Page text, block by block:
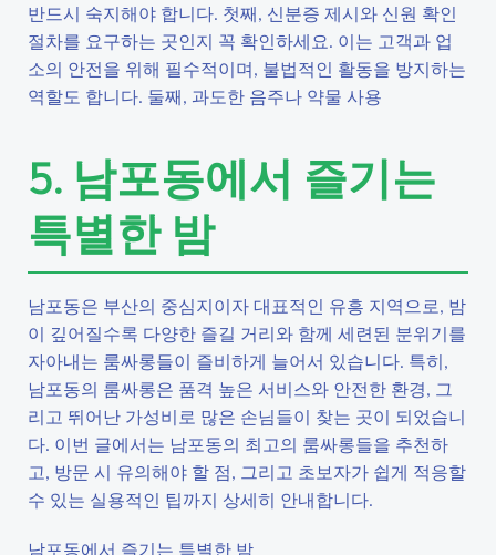
반드시 숙지해야 합니다. 첫째, 신분증 제시와 신원 확인
절차를 요구하는 곳인지 꼭 확인하세요. 이는 고객과 업
소의 안전을 위해 필수적이며, 불법적인 활동을 방지하는
역할도 합니다. 둘째, 과도한 음주나 약물 사용
5. 남포동에서 즐기는
특별한 밤
남포동은 부산의 중심지이자 대표적인 유흥 지역으로, 밤
이 깊어질수록 다양한 즐길 거리와 함께 세련된 분위기를
자아내는 룸싸롱들이 즐비하게 늘어서 있습니다. 특히,
남포동의 룸싸롱은 품격 높은 서비스와 안전한 환경, 그
리고 뛰어난 가성비로 많은 손님들이 찾는 곳이 되었습니
다. 이번 글에서는 남포동의 최고의 룸싸롱들을 추천하
고, 방문 시 유의해야 할 점, 그리고 초보자가 쉽게 적응할
수 있는 실용적인 팁까지 상세히 안내합니다.
남포동에서 즐기는 특별한 밤